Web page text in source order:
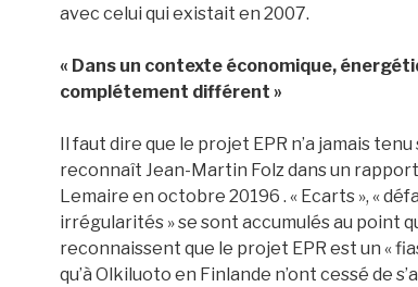
avec celui qui existait en 2007.
« Dans un contexte économique,
complétement différent »
Il faut dire que le projet EPR n’a jamais
reconnaît Jean-Martin Folz dans un
Lemaire en octobre 20196 . « Ecarts », «
irrégularités » se sont accumulés au point
reconnaissent que le projet EPR est un «
qu’à Olkiluoto en Finlande n’ont cessé de